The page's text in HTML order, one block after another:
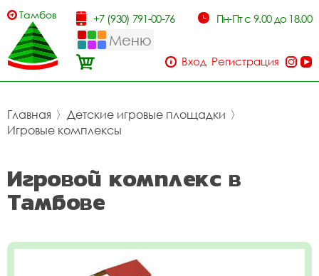
Тамбов +7 (930) 791-00-76 Пн-Пт с 9.00 до 18.00
Меню
Вход Регистрация
Главная 〉 Детские игровые площадки 〉
Игровые комплексы
Игровой комплекс в
Тамбове